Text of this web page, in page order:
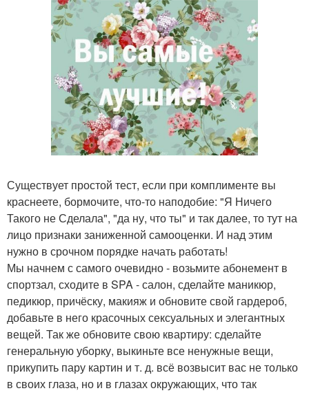
Существует простой тест, если при комплименте вы
краснеете, бормочите, что-то наподобие: "Я Ничего
Такого не Сделала", "да ну, что ты" и так далее, то тут на
лицо признаки заниженной самооценки. И над этим
нужно в срочном порядке начать работать!
Мы начнем с самого очевидно - возьмите абонемент в
спортзал, сходите в SPA - салон, сделайте маникюр,
педикюр, причёску, макияж и обновите свой гардероб,
добавьте в него красочных сексуальных и элегантных
вещей. Так же обновите свою квартиру: сделайте
генеральную уборку, выкиньте все ненужные вещи,
прикупить пару картин и т. д. всё возвысит вас не только
в своих глаза, но и в глазах окружающих, что так